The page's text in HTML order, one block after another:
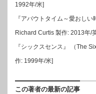
1992年/米]
『アバウトタイム～愛おし
Richard Curtis 製作: 2013年/
『シックスセンス』 （The
作: 1999年/米]
この著者の最新の記事